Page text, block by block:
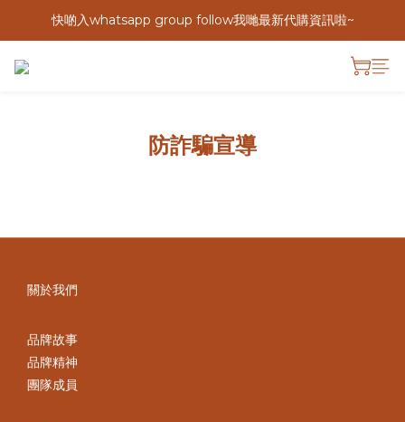
快啲入whatsapp group follow我哋最新代購資訊啦~
防詐騙宣導
關於我們
品牌故事
品牌精神
團隊成員